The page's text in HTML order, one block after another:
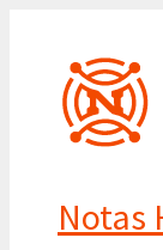
contenido
Notas